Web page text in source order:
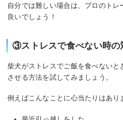
自分では難しい場合は、プロのト
良いでしょう！
③ストレスで食べない時の
柴犬がストレスでご飯を食べない
させる方法を試してみましょう。
例えばこんなことに心当たりはあり